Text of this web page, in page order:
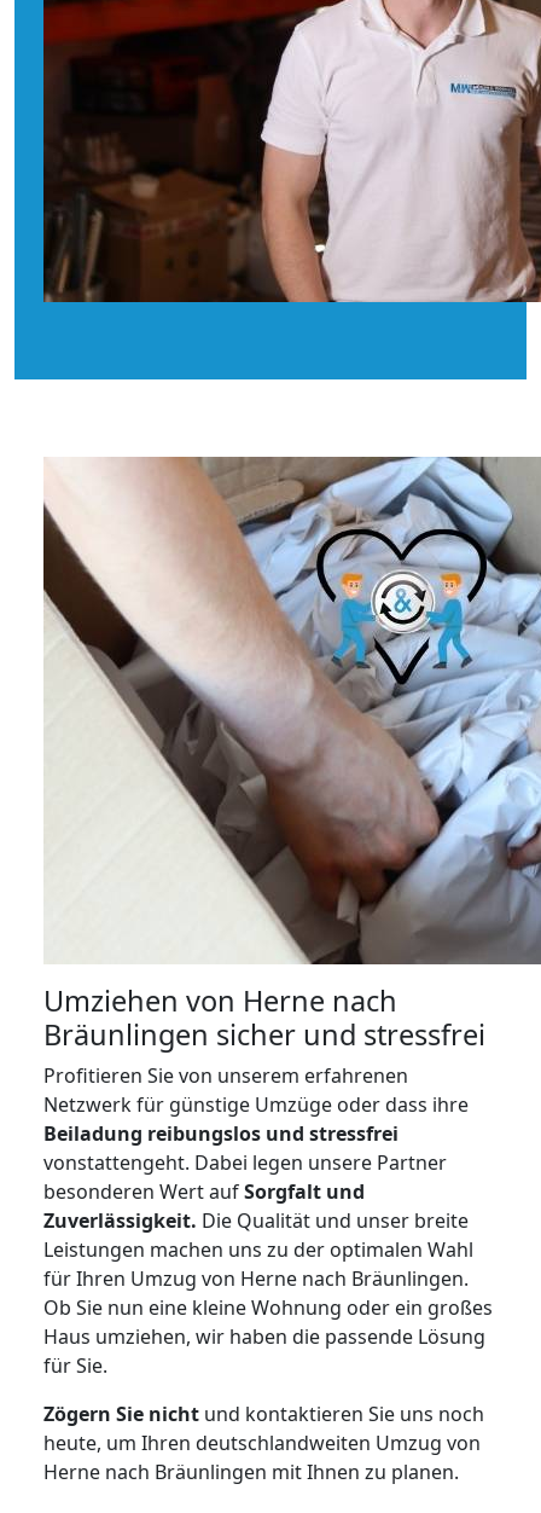
Umziehen von Herne nach
Bräunlingen sicher und stressfrei
Profitieren Sie von unserem erfahrenen
Netzwerk für günstige Umzüge oder dass ihre
Beiladung reibungslos und stressfrei
vonstattengeht. Dabei legen unsere Partner
besonderen Wert aufSorgfalt und
Zuverlässigkeit. Die Qualität und unser breite
Leistungen machen uns zu der optimalen Wahl
für Ihren Umzug von Herne nach Bräunlingen.
Ob Sie nun eine kleine Wohnung oder ein großes
Haus umziehen, wir haben die passende Lösung
für Sie.
Zögern Sie nicht und kontaktieren Sie uns noch
heute, um Ihren deutschlandweiten Umzug von
Herne nach Bräunlingen mit Ihnen zu planen.